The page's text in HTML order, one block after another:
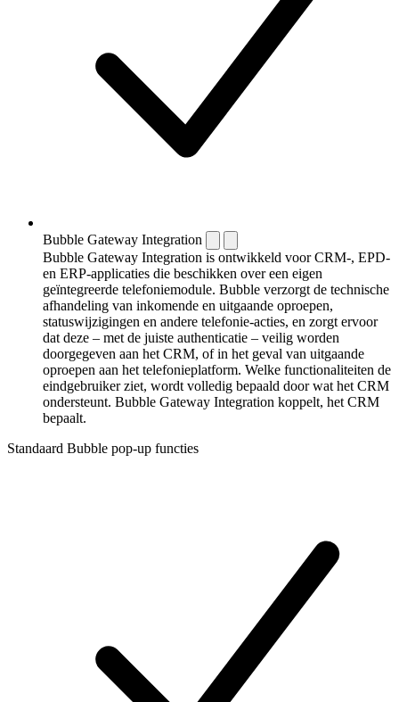
Bubble Gateway Integration
Bubble Gateway Integration is ontwikkeld voor CRM-, EPD-
en ERP-applicaties die beschikken over een eigen
geïntegreerde telefoniemodule. Bubble verzorgt de technische
afhandeling van inkomende en uitgaande oproepen,
statuswijzigingen en andere telefonie-acties, en zorgt ervoor
dat deze – met de juiste authenticatie – veilig worden
doorgegeven aan het CRM, of in het geval van uitgaande
oproepen aan het telefonieplatform. Welke functionaliteiten de
eindgebruiker ziet, wordt volledig bepaald door wat het CRM
ondersteunt. Bubble Gateway Integration koppelt, het CRM
bepaalt.
Standaard Bubble pop-up functies